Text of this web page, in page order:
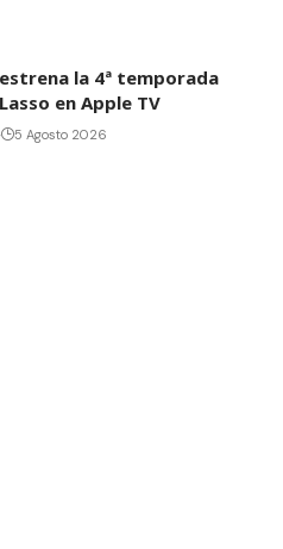
la 4ª temporada
en Apple TV
5 Agosto 2026